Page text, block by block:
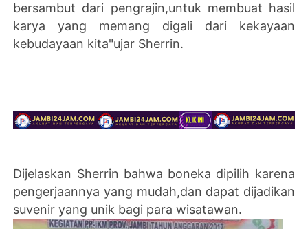
bersambut dari pengrajin,untuk membuat hasil
karya yang memang digali dari kekayaan
kebudayaan kita"ujar Sherrin.
Dijelaskan Sherrin bahwa boneka dipilih karena
pengerjaannya yang mudah,dan dapat dijadikan
suvenir yang unik bagi para wisatawan.